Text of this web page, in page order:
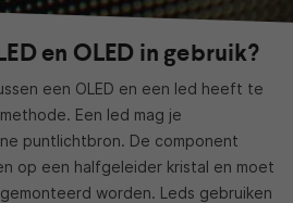
en OLED in gebruik?
een OLED en een led heeft te
Een led mag je
puntlichtbron. De component
op een halfgeleider kristal en moet
worden. Leds gebruiken